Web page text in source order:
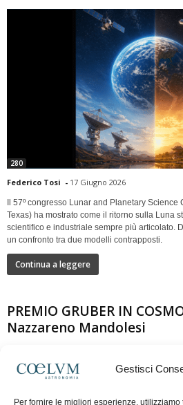
Gestisci
Per fornire le migliori esperienze,
280
Federico Tosi - 17 Giugno 2026
Il 57º congresso Lunar and Planetary
Texas) ha mostrato come il ritorno sulla Luna
scientifico e industriale sempre più articolato.
un confronto tra due modelli contrapposti.
Continua a leggere
PREMIO GRUBER IN
Nazzareno Mandolesi